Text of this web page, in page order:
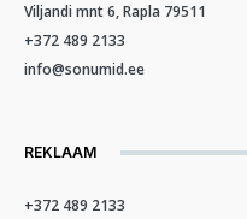
Viljandi mnt 6, Rapla 79511
+372 489 2133
info@sonumid.ee
REKLAAM
+372 489 2133